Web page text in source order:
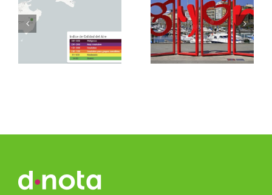
bettair para
controlar la
contaminación
dnota instala nodos
bettair en Canadá en
las zonas de Val d’Or
y Rouyn-Noranda